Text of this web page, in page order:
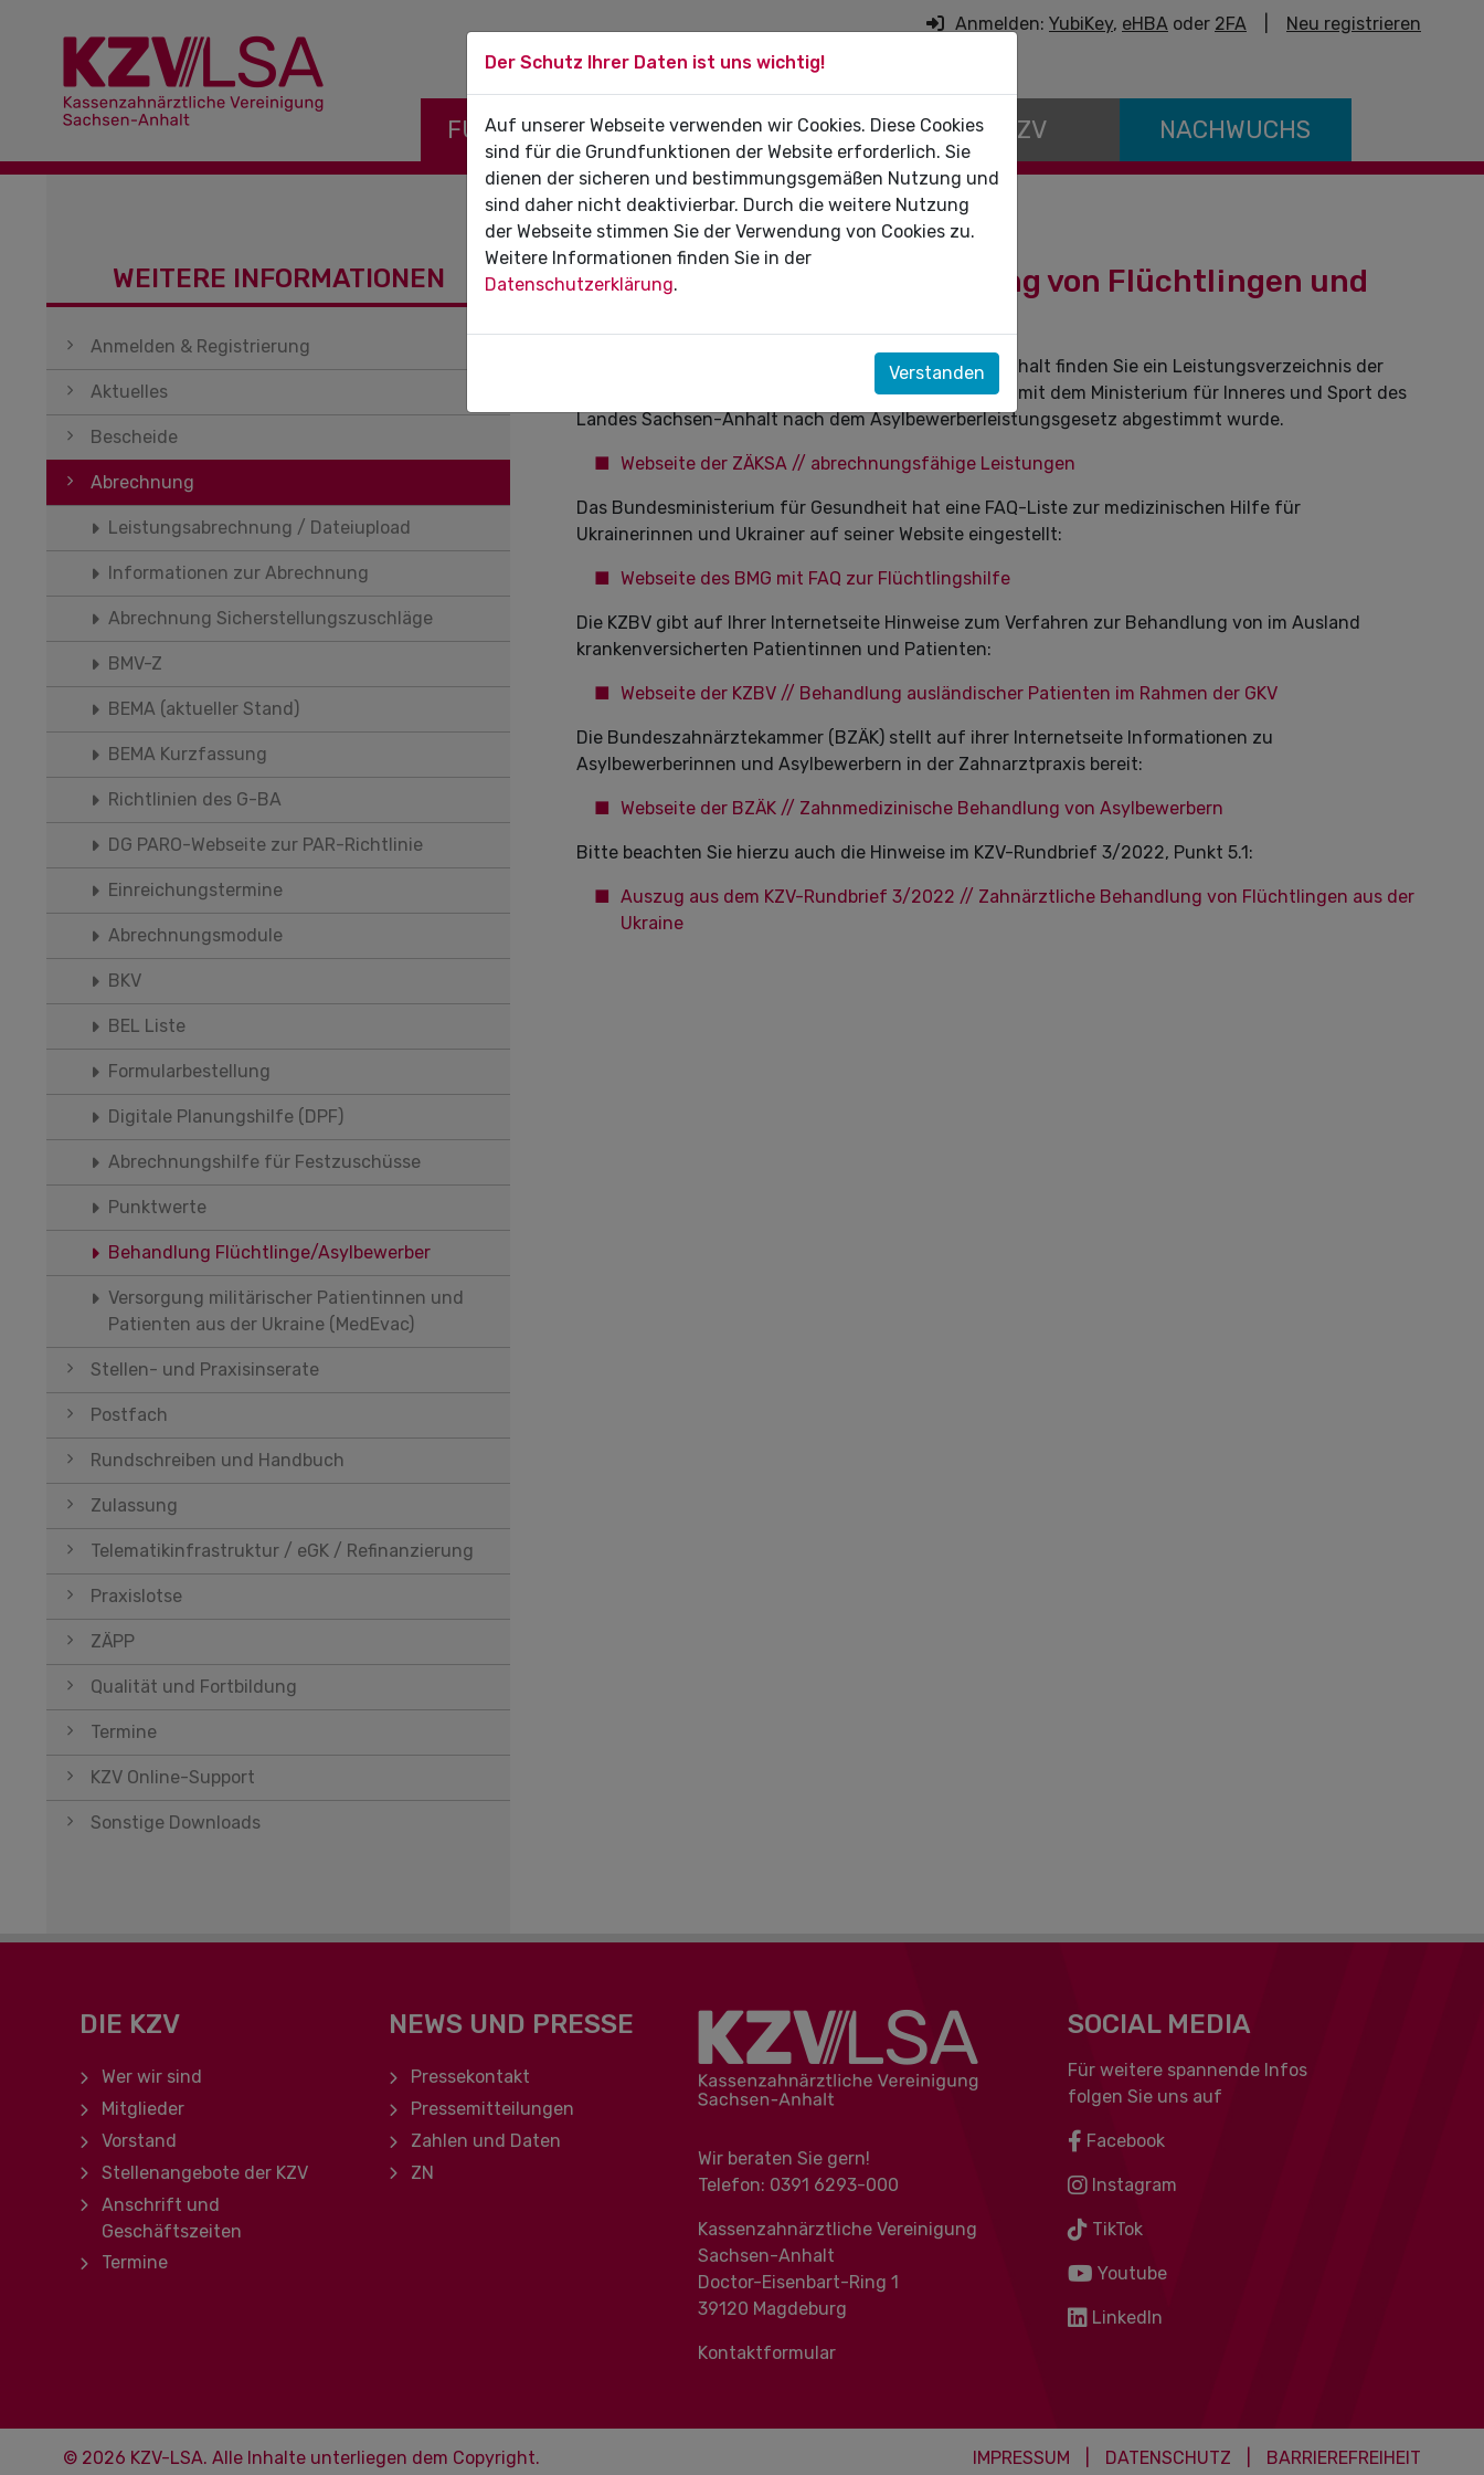
Anmelden: YubiKey, eHBA oder 2FA Neu registrieren
FÜR DIE PRAXIS FÜR PATIENTEN DIE KZV NACHWUCHS
Zahnmedizinische Behandlung von Flüchtlingen und
Auf der Webseite der Zahnärztekammer Sachsen-Anhalt finden Sie ein Leistungsverzeichnis der
abrechnungsfähigen Gebühren-Positionen, welches mit dem Ministerium für Inneres und Sport des
Landes Sachsen-Anhalt nach dem Asylbewerberleistungsgesetz abgestimmt wurde.
Webseite der ZÄKSA // abrechnungsfähige Leistungen
Das Bundesministerium für Gesundheit hat eine FAQ-Liste zur medizinischen Hilfe für
Ukrainerinnen und Ukrainer auf seiner Website eingestellt:
Webseite des BMG mit FAQ zur Flüchtlingshilfe
Die KZBV gibt auf Ihrer Internetseite Hinweise zum Verfahren zur Behandlung von im Ausland
krankenversicherten Patientinnen und Patienten:
Webseite der KZBV // Behandlung ausländischer Patienten im Rahmen der GKV
Die Bundeszahnärztekammer (BZÄK) stellt auf ihrer Internetseite Informationen zu
Asylbewerberinnen und Asylbewerbern in der Zahnarztpraxis bereit:
Webseite der BZÄK // Zahnmedizinische Behandlung von Asylbewerbern
Bitte beachten Sie hierzu auch die Hinweise im KZV-Rundbrief 3/2022, Punkt 5.1:
Auszug aus dem KZV-Rundbrief 3/2022 // Zahnärztliche Behandlung von Flüchtlingen aus der
Ukraine
WEITERE INFORMATIONEN
Navigation überspringen
Anmelden & Registrierung
Aktuelles
Bescheide
Abrechnung
Leistungsabrechnung / Dateiupload
Informationen zur Abrechnung
Abrechnung Sicherstellungszuschläge
BMV-Z
BEMA (aktueller Stand)
BEMA Kurzfassung
Richtlinien des G-BA
DG PARO-Webseite zur PAR-Richtlinie
Einreichungstermine
Abrechnungsmodule
BKV
BEL Liste
Formularbestellung
Digitale Planungshilfe (DPF)
Abrechnungshilfe für Festzuschüsse
Punktwerte
Behandlung Flüchtlinge/Asylbewerber
Versorgung militärischer Patientinnen und
Patienten aus der Ukraine (MedEvac)
Stellen- und Praxisinserate
Postfach
Rundschreiben und Handbuch
Zulassung
Telematikinfrastruktur / eGK / Refinanzierung
Praxislotse
ZÄPP
Qualität und Fortbildung
Termine
KZV Online-Support
Sonstige Downloads
DIE KZV
Navigation überspringen
Wer wir sind
Mitglieder
Vorstand
Stellenangebote der KZV
Anschrift und
Geschäftszeiten
Termine
NEWS UND PRESSE
Navigation überspringen
Pressekontakt
Pressemitteilungen
Zahlen und Daten
ZN
Wir beraten Sie gern!
Telefon: 0391 ‍6293-000
Kassenzahnärztliche Vereinigung
Sachsen-Anhalt
Doctor-Eisenbart-Ring 1
39120 Magdeburg
Kontaktformular
SOCIAL MEDIA
Für weitere spannende Infos
folgen Sie uns auf
Facebook
Instagram
TikTok
Youtube
LinkedIn
© 2026 KZV-LSA. Alle Inhalte unterliegen dem Copyright. IMPRESSUM DATENSCHUTZ BARRIEREFREIHEIT
Der Schutz Ihrer Daten ist uns wichtig!
Auf unserer Webseite verwenden wir Cookies. Diese Cookies
sind für die Grundfunktionen der Website erforderlich. Sie
dienen der sicheren und bestimmungsgemäßen Nutzung und
sind daher nicht deaktivierbar. Durch die weitere Nutzung
der Webseite stimmen Sie der Verwendung von Cookies zu.
Weitere Informationen finden Sie in der
Datenschutzerklärung.
Verstanden